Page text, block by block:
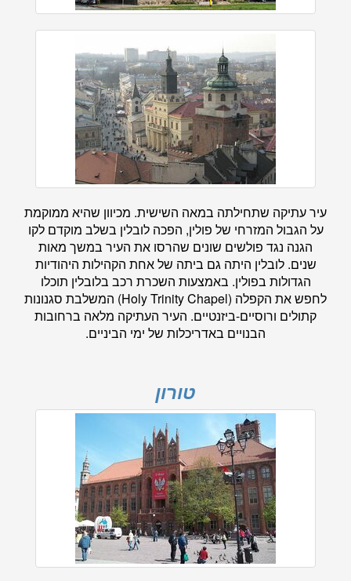
עיר עתיקה שתחילתה במאה השישית. מכיוון שהיא ממוקמת
על הגבול המזרחי של פולין, הפכה לובלין בשלב מוקדם לקו
הגנה נגד פולשים שונים שהרסו את העיר במשך מאות
שנים. לובלין היתה גם ביתה של אחת הקהילות היהודיות
הגדולות בפולין. באמצעות השכרת רכב בלובלין תוכלו
לחפש את הקפלה (Holy Trinity Chapel) המשלבת סגנונות
קתולים ורוסיים-ביזנטיים. העיר העתיקה מלאה ברחובות
הבנויים באדריכלות של ימי הביניים.
טורון